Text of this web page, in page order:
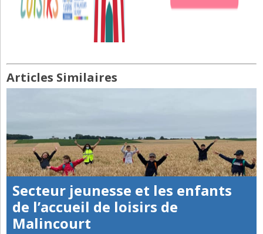
Articles Similaires
Secteur jeunesse et les enfants
de l’accueil de loisirs de
Malincourt